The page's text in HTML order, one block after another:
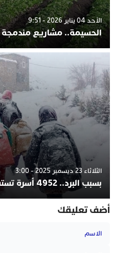
الأحد 04 يناير 2026 - 9:51
الحسيمة.. مشاريع مندمجة
الثلاثاء 23 ديسمبر 2025 - 3:00
بسبب البرد.. 4952 أسرة تستفيد من مساعدات
أضف تعليقك